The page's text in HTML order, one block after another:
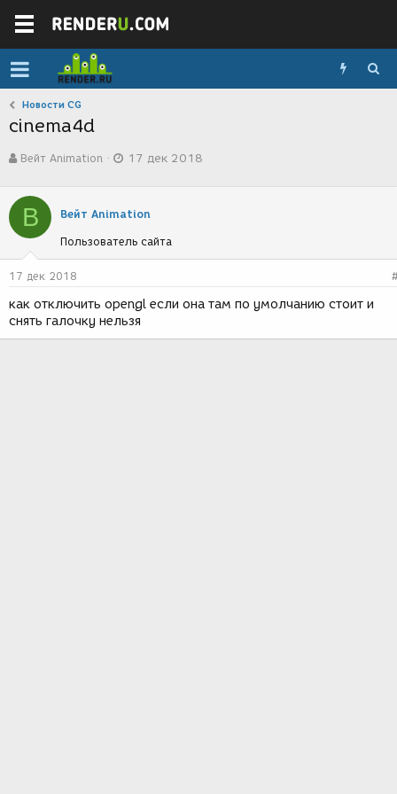
Новости CG
cinema4d
в
о
р
т
е
м
ы
Вейт Animation
а
с
з
д
и
я
17 дек 2018
В Вейт Animation
Пользователь сайта
17 дек 2018
как отключить opengl если она там по умолчанию стоит и
снять галочку нельзя